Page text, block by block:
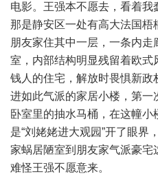
电影。王强本不愿去，看着我
那是静安区一处有高大法国梧
朋友家住其中一层，一条内
室，内部结构明显残留着欧
钱人的住宅，解放时畏惧新
进如此气派的家居小楼，第
卧室里的抽水马桶，在这幢
是“刘姥姥进大观园”开了眼界
家蜗居陋室到朋友家气派豪宅
难怪王强不愿意来。